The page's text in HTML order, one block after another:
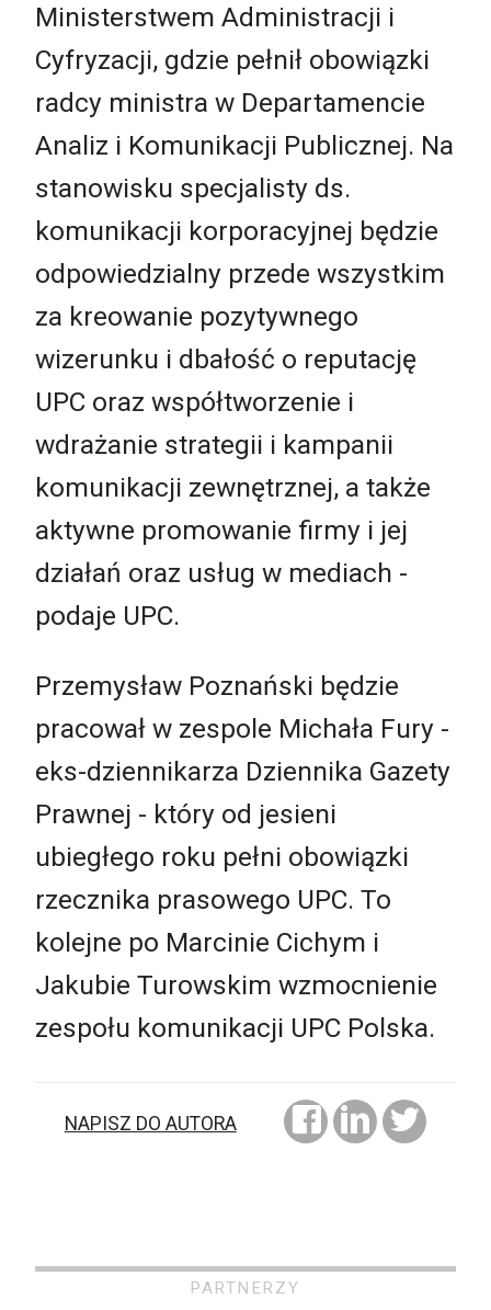
Ministerstwem Administracji i
Cyfryzacji, gdzie pełnił obowiązki
radcy ministra w Departamencie
Analiz i Komunikacji Publicznej. Na
stanowisku specjalisty ds.
komunikacji korporacyjnej będzie
odpowiedzialny przede wszystkim
za kreowanie pozytywnego
wizerunku i dbałość o reputację
UPC oraz współtworzenie i
wdrażanie strategii i kampanii
komunikacji zewnętrznej, a także
aktywne promowanie firmy i jej
działań oraz usług w mediach -
podaje UPC.
Przemysław Poznański będzie
pracował w zespole Michała Fury -
eks-dziennikarza Dziennika Gazety
Prawnej - który od jesieni
ubiegłego roku pełni obowiązki
rzecznika prasowego UPC. To
kolejne po Marcinie Cichym i
Jakubie Turowskim wzmocnienie
zespołu komunikacji UPC Polska.
NAPISZ DO AUTORA
PARTNERZY